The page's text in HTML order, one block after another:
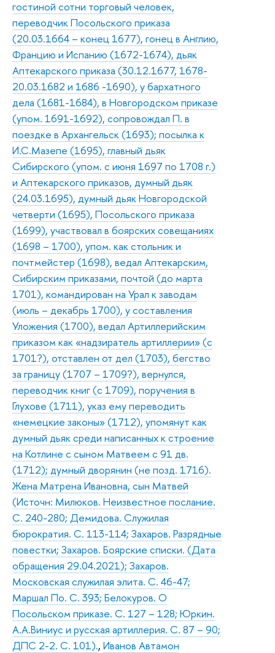
гостиной сотни торговый человек,
переводчик Посольского приказа
(20.03.1664 – конец 1677), гонец в Англию,
Францию и Испанию (1672-1674), дьяк
Аптекарского приказа (30.12.1677, 1678-
20.03.1682 и 1686 -1690), у бархатного
дела (1681-1684), в Новгородском приказе
(упом. 1691-1692), сопровождал П. в
поездке в Архангельск (1693); посылка к
И.С.Мазепе (1695), главный дьяк
Сибирского (упом. с июня 1697 по 1708 г.)
и Аптекарского приказов, думный дьяк
(24.03.1695), думный дьяк Новгородской
четверти (1695), Посольского приказа
(1699), участвовал в боярских совещаниях
(1698 – 1700), упом. как стольник и
почтмейстер (1698), ведал Аптекарским,
Сибирским приказами, почтой (до марта
1701), командирован на Урал к заводам
(июль – декабрь 1700), у составления
Уложения (1700), ведал Артиллерийским
приказом как «надзиратель артиллерии» (с
1701?), отставлен от дел (1703), бегство
за границу (1707 – 1709?), вернулся,
переводчик книг (с 1709), поручения в
Глухове (1711), указ ему переводить
«немецкие законы» (1712), упомянут как
думный дьяк среди написанных к строение
на Котлине с сыном Матвеем с 91 дв.
(1712); думный дворянин (не позд. 1716).
Жена Матрена Ивановна, сын Матвей
(Источн: Милюков. Неизвестное послание.
С. 240-280; Демидова. Служилая
бюрократия. С. 113-114; Захаров. Разрядные
повестки; Захаров. Боярские списки. (Дата
обращения 29.04.2021); Захаров.
Московская служилая элита. С. 46-47;
Маршал По. С. 393; Белокуров. О
Посольском приказе. С. 127 – 128; Юркин.
А.А.Виниус и русская артиллерия. С. 87 – 90;
ДПС 2-2. С. 101)., Иванов Автамон